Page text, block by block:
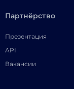
Партнёрство
Презентация
API
Вакансии